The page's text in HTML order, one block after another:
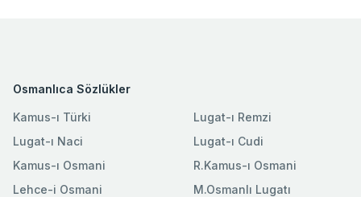
Osmanlıca Sözlükler
Kamus-ı Türki
Lugat-ı Naci
Kamus-ı Osmani
Lehce-i Osmani
Lugat-ı Remzi
Lugat-ı Cudi
R.Kamus-ı Osmani
M.Osmanlı Lugatı